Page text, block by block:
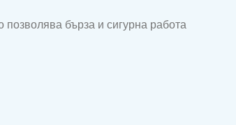
бърза и сигурна работа